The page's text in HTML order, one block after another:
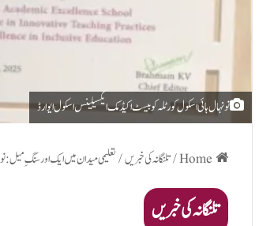
نو نہال ہائی اسکول کورٹلہ کو بیسٹ اکیڈمک ایکسیلینس اسکول ایوارڈ
/تلنگانہ کی خبریں/تعلیمی میدان میں ایک اور سنگِ میل: نو
تلنگانہ کی خبریں